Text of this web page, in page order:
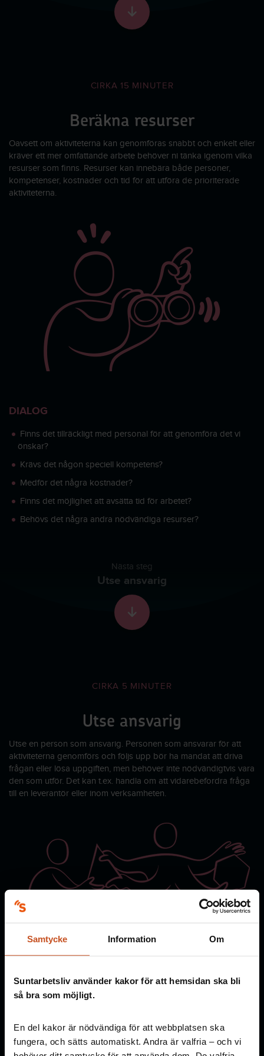
Samtycke Information Om
Suntarbetsliv använder kakor för att hemsidan ska bli
så bra som möjligt.
En del kakor är nödvändiga för att webbplatsen ska
fungera, och sätts automatiskt. Andra är valfria – och vi
CIRKA 15 MINUTER
Beräkna resurser
Oavsett om aktiviteterna kan genomföras snabbt och enkelt eller
kräver ett mer omfattande arbete behöver ni tänka igenom vilka
resurser som finns. Resurser kan innebära både personer,
kompetenser, kostnader och tid för att utföra de prioriterade
aktiviteterna.
DIALOG
Finns det tillräckligt med personal för att genomföra det vi
önskar?
Krävs det någon speciell kompetens?
Medför det några kostnader?
Finns det möjlighet att avsätta tid för arbetet?
Behövs det några andra nödvändiga resurser?
Nästa steg
Utse ansvarig
CIRKA 5 MINUTER
Utse ansvarig
Utse en person som ansvarig. Personen som ansvarar för att
aktiviteterna genomförs och följs upp bör ha mandat att driva
frågan eller lösa uppgiften, men behöver inte nödvändigtvis vara
den som utför. Det kan t.ex. handla om att vidarebefordra fråga
till en leverantör eller inom verksamheten.
Vilka har mandat att se till att aktiviteterna prioriteras,
genomförs och följs upp?